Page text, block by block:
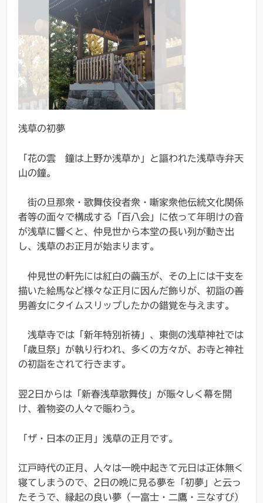
浅草の初夢
「花の雲 鐘は上野か浅草か」と謳われた浅草寺弁天
山の鐘。
街の旦那衆・歌舞伎役者衆・噺家衆他伝統文化関係
者等の面々で構成する「百八会」に依って年明けの音
が浅草に響くと、仲見世から本堂の長い列が動き出
し、浅草のお正月が始まります。
仲見世の軒先には紅白の繭玉が、その上には干支を
描いた絵馬など様々な正月に因んだ飾りが、初詣の善
男善女にタイムスリップしたかの錯覚を与えます。
浅草寺では「新年特別祈祷」、東側の浅草神社では
「歳旦祭」が執り行われ、多くの方々が、お寺と神社
の初詣をされて行きます。
翌2日からは「新春浅草歌舞伎」が賑々しく幕を開
け、着物姿の人々で賑わう。
「ザ・日本の正月」浅草の正月です。
江戸時代の正月、人々は一晩中起きて元日は正体無く
寝てしまうので、2日の晩に見る夢を「初夢」と云っ
たそうで、縁起の良い夢（一富士・二鷹・三なすび）